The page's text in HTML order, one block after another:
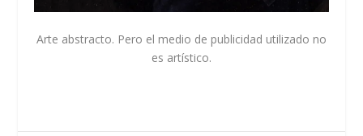
Arte abstracto. Pero el medio de publicidad utilizado no
es artístico.